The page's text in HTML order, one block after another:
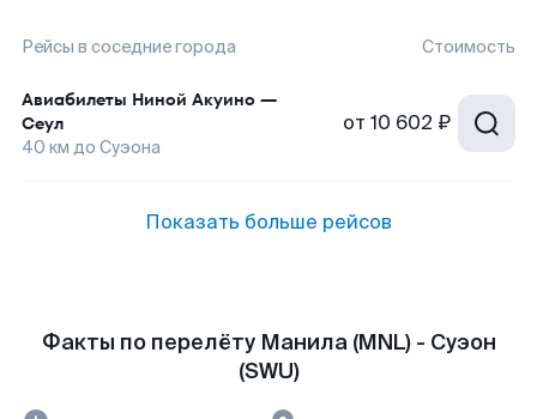
Рейсы в соседние города Стоимость
Авиабилеты Ниной Акуино —
Сеул
40 км до Суэона
от 10 602 ₽
Показать больше рейсов
Факты по перелёту Манила (MNL) - Суэон
(SWU)